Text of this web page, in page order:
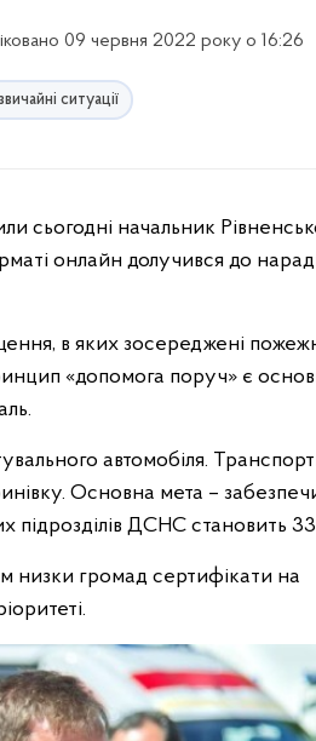
09 червня 2022 року о 16:26
ситуації
онлайн долучився до
в яких зосереджені
«допомога поруч» є
автомобіля.
Основна мета –
підрозділів ДСНС становить
низки громад сертифікати на